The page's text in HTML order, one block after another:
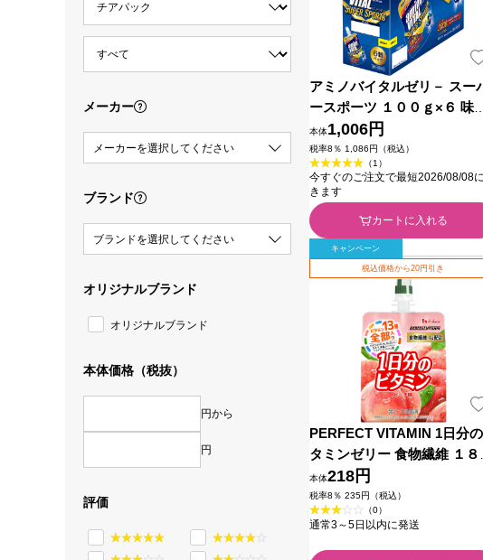
メーカー
メーカーを選択してください
ブランド
ブランドを選択してください
オリジナルブランド
オリジナルブランド
本体価格（税抜）
円から
円
評価
アミノバイタルゼリ－ スー
ースポーツ １００ｇ×６ 味の
素
本体1,006円
税率8％ 1,086円（税込）
（1）
今すぐのご注文で最短2026/08/08
きます
カートに入れる
キャンペーン
税込価格から20円引き
PERFECT VITAMIN 1日分
タミンゼリー 食物繊維 １８
ｇ ハウスウェルネスフーズ
本体218円
税率8％ 235円（税込）
（0）
通常3～5日以内に発送